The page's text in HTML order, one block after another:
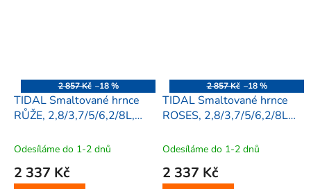
2 857 Kč –18 %
TIDAL Smaltované hrnce
RŮŽE, 2,8/3,7/5/6,2/8L,
Odesíláme do 1-2 dnů
2 337 Kč
2 857 Kč –18 %
TIDAL Smaltované hrnce
ROSES, 2,8/3,7/5/6,2/8L,
Odesíláme do 1-2 dnů
2 337 Kč